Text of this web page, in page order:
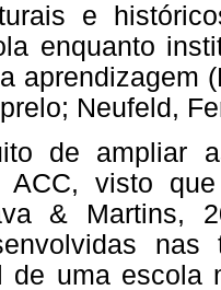
e
enquanto
aprendizagem
Neufeld,
de ampliar
ACC, visto
& Martins,
de uma escola